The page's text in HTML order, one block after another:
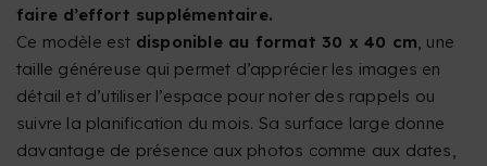
faire d’effort supplémentaire.
Ce modèle est disponible au format 30 x 40 cm, une
taille généreuse qui permet d’apprécier les images en
détail et d’utiliser l’espace pour noter des rappels ou
suivre la planification du mois. Sa surface large donne
davantage de présence aux photos comme aux dates,